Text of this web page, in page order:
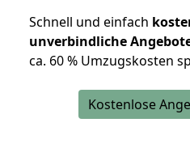
Schnell und einfach
unverbindliche
ca. 60 % Umzugskosten
Kostenlose